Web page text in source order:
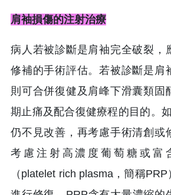
肩袖損傷的注射治療
病人若被診斷是肩袖完全破裂，
修補的手術評估。若被診斷是肩
則可合併復健及肩峰下滑囊類固
期止痛及配合復健療程的目的。
仍不見改善，再考慮手術清創或
考慮注射高濃度葡萄糖或富
（platelet rich plasma，簡稱